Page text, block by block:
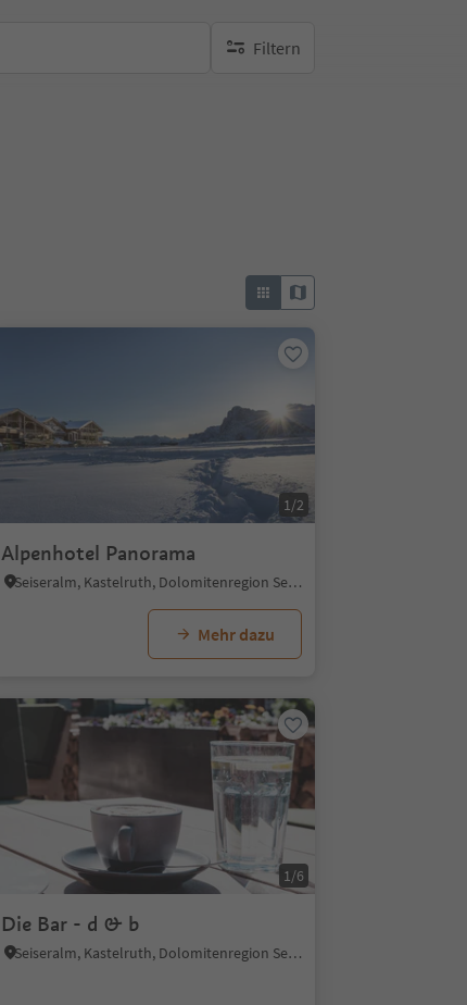
Filtern
keine aktiven Filte
1/2
Alpenhotel Panorama
Seiseralm, Kastelruth, Dolomitenregion Seiser Alm
Mehr dazu
1/6
Die Bar - d & b
Seiseralm, Kastelruth, Dolomitenregion Seiser Alm